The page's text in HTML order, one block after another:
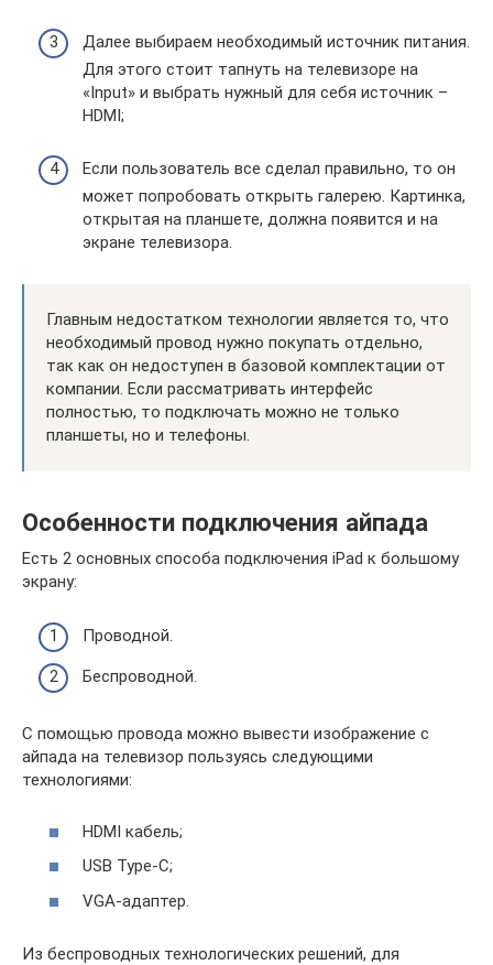
Далее выбираем необходимый источник питания.
Для этого стоит тапнуть на телевизоре на
«Input» и выбрать нужный для себя источник –
HDMI;
Если пользователь все сделал правильно, то он
может попробовать открыть галерею. Картинка,
открытая на планшете, должна появится и на
экране телевизора.
Главным недостатком технологии является то, что
необходимый провод нужно покупать отдельно,
так как он недоступен в базовой комплектации от
компании. Если рассматривать интерфейс
полностью, то подключать можно не только
планшеты, но и телефоны.
Особенности подключения айпада
Есть 2 основных способа подключения iPad к большому
экрану:
Проводной.
Беспроводной.
С помощью провода можно вывести изображение с
айпада на телевизор пользуясь следующими
технологиями:
HDMI кабель;
USB Type-C;
VGA-адаптер.
Из беспроводных технологических решений, для